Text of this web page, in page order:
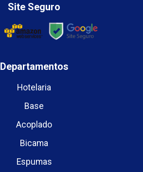
Site Seguro
Departamentos
Hotelaria
Base
Acoplado
Bicama
Espumas